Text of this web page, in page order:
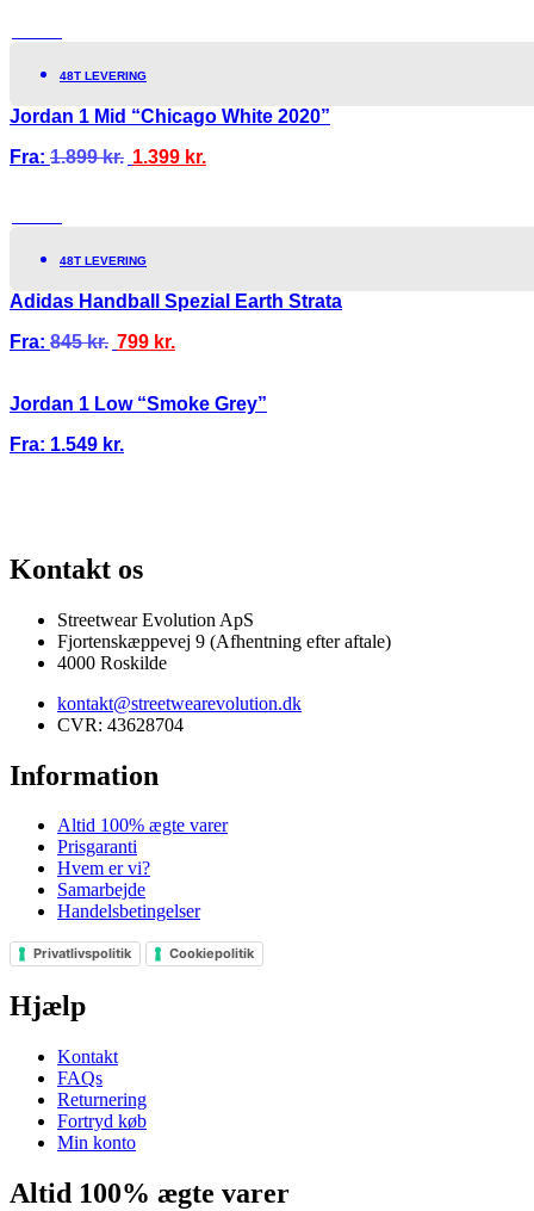
48T LEVERING
Jordan 1 Mid “Chicago White 2020”
Fra: 1.899kr. 1.399 kr.
48T LEVERING
Adidas Handball Spezial Earth Strata
Fra: 845kr. 799 kr.
Jordan 1 Low “Smoke Grey”
Fra: 1.549 kr.
Kontakt os
Streetwear Evolution ApS
Fjortenskæppevej 9 (Afhentning efter aftale)
4000 Roskilde
kontakt@streetwearevolution.dk
CVR: 43628704
Information
Altid 100% ægte varer
Prisgaranti
Hvem er vi?
Samarbejde
Handelsbetingelser
Privatlivspolitik Cookiepolitik
Hjælp
Kontakt
FAQs
Returnering
Fortryd køb
Min konto
Altid 100% ægte varer